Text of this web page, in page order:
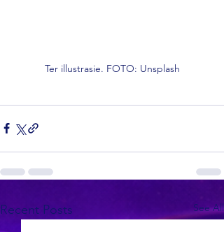
Ter illustrasie. FOTO: Unsplash
Recent Posts See All